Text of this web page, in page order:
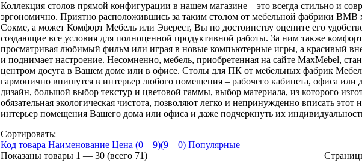
Коллекция столов прямой конфигурации в нашем магазине – это всегда стильно и
эргономично. Приятно расположившись за таким столом от мебельной фабрики ВМВ
Cокме, а может Комфорт Мебель или Эверест, Вы по достоинству оцените его
создающие все условия для полноценной продуктивной работы. За ним также
просматривая любимый фильм или играя в новые компьютерные игры, а красивый
и поднимает настроение. Несомненно, мебель, приобретенная на сайте MaxMebel,
центром досуга в Вашем доме или в офисе. Столы для ПК от мебельных фабрик
гармонично впишутся в интерьер любого помещения – рабочего кабинета, офиса или
дизайн, большой выбор текстур и цветовой гаммы, выбор материала, из которого
обязательная экологическая чистота, позволяют легко и непринужденно вписать
интерьер помещения Вашего дома или офиса и даже подчеркнуть их
Сортировать:
Код товара Наименование Цена (0—9)(9—0) Популярные
Показаны товары 1 — 30 (всего 71)